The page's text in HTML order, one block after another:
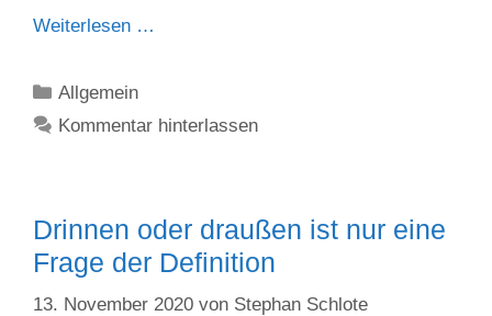
Weiterlesen …
Kategorien
Allgemein
Kommentar hinterlassen
Drinnen oder draußen ist nur eine
Frage der Definition
13. November 2020 von Stephan Schlote